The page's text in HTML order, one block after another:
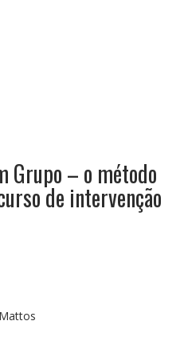
Grupo – o método
de intervenção